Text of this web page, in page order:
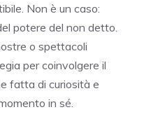
Non è un caso:
potere del non detto.
o spettacoli
per coinvolgere il
fatta di curiosità e
in sé.